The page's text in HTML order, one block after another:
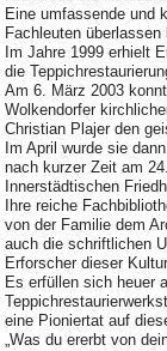
Eine umfassende und
Fachleuten überlassen
Im Jahre 1999 erhielt
die
Am 6. März 2003
Wolkendorfer
Christian Plajer den
Im April wurde sie
nach kurzer Zeit am
Innerstädtischen
Ihre reiche
von der Familie dem
auch die schriftlichen
Erforscher dieser
Es erfüllen sich heuer
eine Pioniertat auf
„Was du ererbt von